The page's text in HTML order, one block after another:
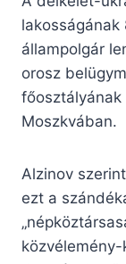
lakosságának
állampolgár
orosz
Moszkvában.
Alzinov
ezt a